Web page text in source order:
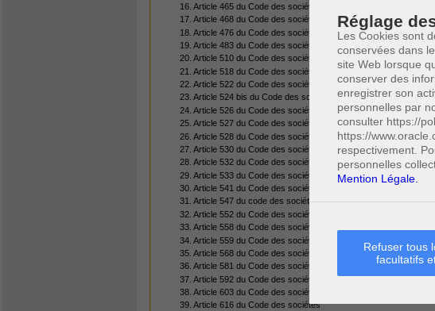
Réglage
Les Cookies sont
conservées dans
site Web lorsque
conserver des
enregistrer son
personnelles par
consulter https://
https://
respectivement.
personnelles
Mention Légale.
Refuser tous
facultatifs
16. Article 465 du Code des sociétés
17. Article 468 du Code des sociétés
18. Article 476 du Code des sociétés
19. Article 483 du Code des sociétés
20. Article 510 du Code des sociétés
21. Article 518 du Code des sociétés
22. Article 522 du Code des sociétés
23. Article 524 bis du Code des sociétés
24. Article 526 du Code des sociétés
25. Article 527 du Code des sociétés
26. Article 528 du Code des sociétés
27. Article 530 du Code des sociétés
28. Article 532 du Code des sociétés
29. Article 533 du Code des sociétés
30. Article 541 du Code des sociétés
31. Article 547 du code des sociétés
32. Article 552 du Code des sociétés
33. Article 558 du Code des sociétés
34. Article 559 du Code des sociétés
35. Article 568 du Code des sociétés
36. Article 581 du Code des sociétés
37. Article 592 du Code des sociétés
38. Article 603 du Code des sociétés
39. Article 616 du Code des sociétés